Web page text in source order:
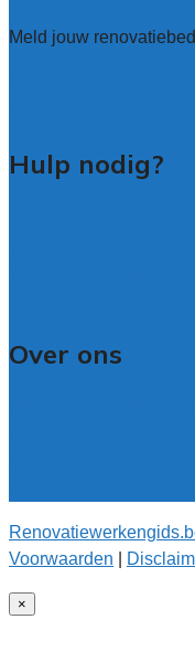
Meld jouw
Hulp nodig?
Over ons
Voorwaarden
×